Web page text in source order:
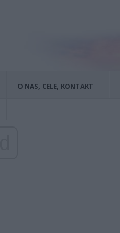
O NAS, CELE, KONTAKT